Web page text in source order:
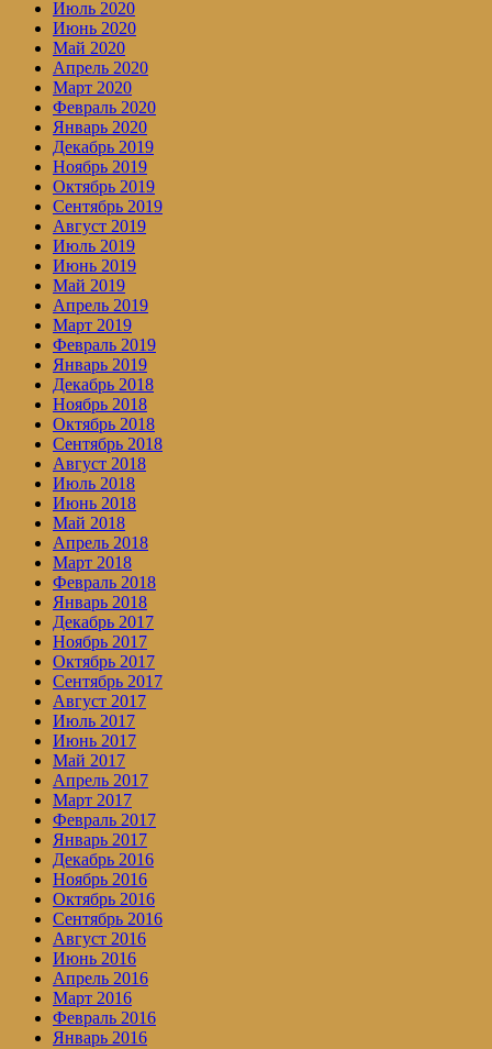
Июль 2020
Июнь 2020
Май 2020
Апрель 2020
Март 2020
Февраль 2020
Январь 2020
Декабрь 2019
Ноябрь 2019
Октябрь 2019
Сентябрь 2019
Август 2019
Июль 2019
Июнь 2019
Май 2019
Апрель 2019
Март 2019
Февраль 2019
Январь 2019
Декабрь 2018
Ноябрь 2018
Октябрь 2018
Сентябрь 2018
Август 2018
Июль 2018
Июнь 2018
Май 2018
Апрель 2018
Март 2018
Февраль 2018
Январь 2018
Декабрь 2017
Ноябрь 2017
Октябрь 2017
Сентябрь 2017
Август 2017
Июль 2017
Июнь 2017
Май 2017
Апрель 2017
Март 2017
Февраль 2017
Январь 2017
Декабрь 2016
Ноябрь 2016
Октябрь 2016
Сентябрь 2016
Август 2016
Июнь 2016
Апрель 2016
Март 2016
Февраль 2016
Январь 2016